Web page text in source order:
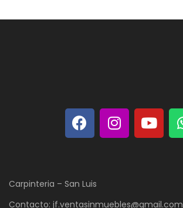
Carpinteria – San Luis
Contacto: jf.ventasinmuebles@gmail.com